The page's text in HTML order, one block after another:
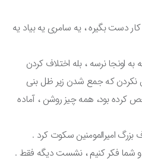
دست بگیره ، یه سامری یه بیاد یه
به اونجا نرسه ، بله اختلاف کردن
نکردن که جمع شدن زیر ظل بنی
بود، همه چیز روشن ، آماده
بزرگ امیرالمومنین سکوت کرد .
شما فکر کنیم ، نشست دیگه فقط .